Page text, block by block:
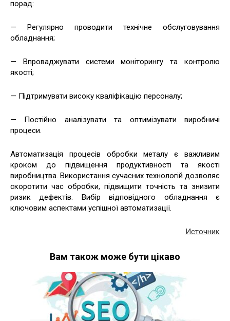
порад:
— Регулярно проводити технічне обслуговування
обладнання;
— Впроваджувати системи моніторингу та контролю
якості;
— Підтримувати високу кваліфікацію персоналу;
— Постійно аналізувати та оптимізувати виробничі
процеси.
Автоматизація процесів обробки металу є важливим
кроком до підвищення продуктивності та якості
виробництва. Використання сучасних технологій дозволяє
скоротити час обробки, підвищити точність та знизити
ризик дефектів. Вибір відповідного обладнання є
ключовим аспектами успішної автоматизації.
Источник
Вам також може бути цікаво